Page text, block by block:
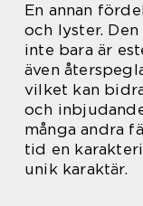
En annan
och lyster.
inte bara är
även
vilket kan
och
många andra
tid en
unik karaktär.